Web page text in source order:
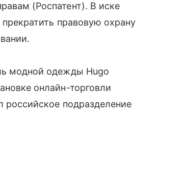
(Роспатент). В иске
правовую охрану
модной одежды Hugo
онлайн-торговли
российское подразделение